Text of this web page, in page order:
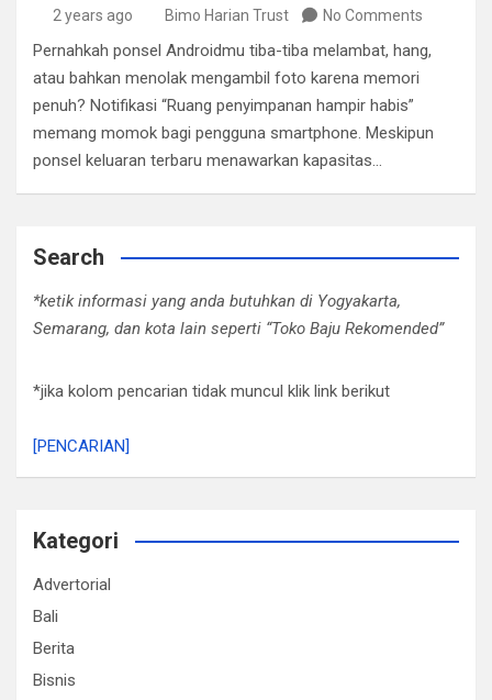
2 years ago Bimo Harian Trust No Comments
Pernahkah ponsel Androidmu tiba-tiba melambat, hang,
atau bahkan menolak mengambil foto karena memori
penuh? Notifikasi “Ruang penyimpanan hampir habis”
memang momok bagi pengguna smartphone. Meskipun
ponsel keluaran terbaru menawarkan kapasitas…
Search
*ketik informasi yang anda butuhkan di Yogyakarta,
Semarang, dan kota lain seperti “Toko Baju Rekomended”
*jika kolom pencarian tidak muncul klik link berikut
[PENCARIAN]
Kategori
Advertorial
Bali
Berita
Bisnis